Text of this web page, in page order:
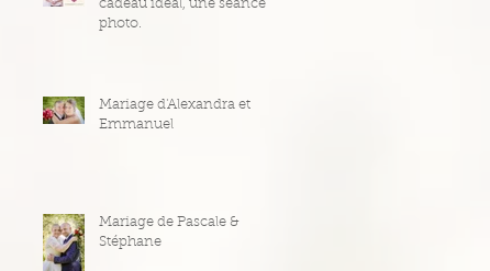
cadeau idéal, une séance
photo.
Mariage d'Alexandra et
Emmanuel
Mariage de Pascale &
Stéphane